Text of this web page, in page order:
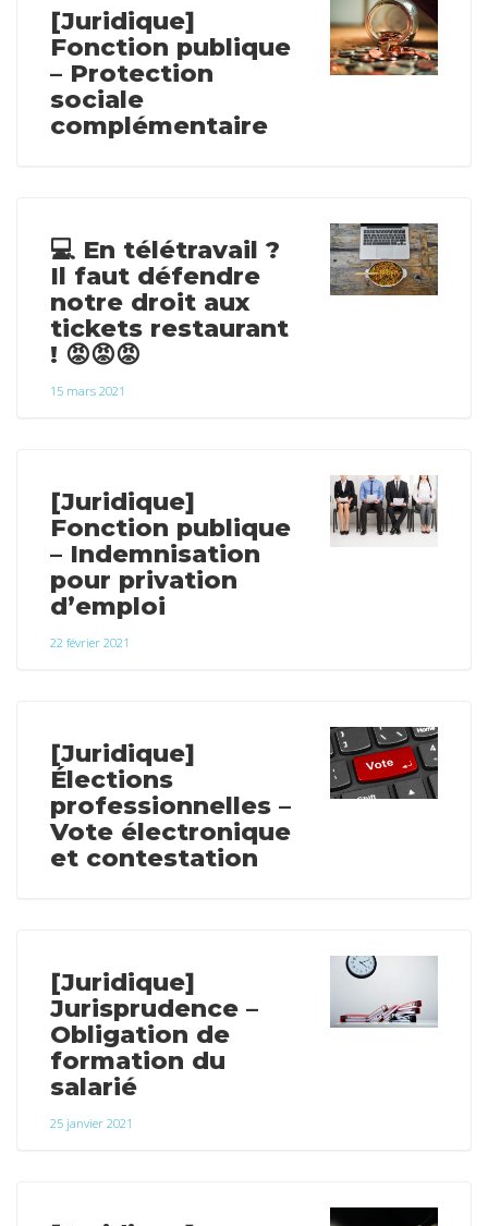
[Juridique]
Fonction publique
– Protection
sociale
complémentaire
💻 En télétravail ?
Il faut défendre
notre droit aux
tickets restaurant
! 😡😡😡
15 mars 2021
[Juridique]
Fonction publique
– Indemnisation
pour privation
d’emploi
22 février 2021
[Juridique]
Élections
professionnelles –
Vote électronique
et contestation
[Juridique]
Jurisprudence –
Obligation de
formation du
salarié
25 janvier 2021